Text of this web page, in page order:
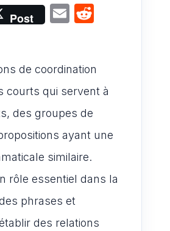
Post
E
l
di
t
de coordination
courts qui servent à
des groupes de
ayant une
similaire.
rôle essentiel dans la
phrases et
des relations